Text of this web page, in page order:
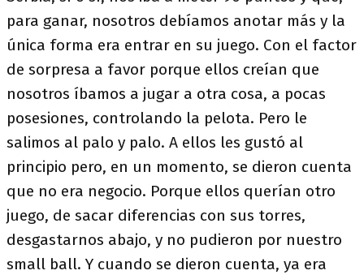
para ganar, nosotros debíamos anotar más y la
única forma era entrar en su juego. Con el factor
de sorpresa a favor porque ellos creían que
nosotros íbamos a jugar a otra cosa, a pocas
posesiones, controlando la pelota. Pero le
salimos al palo y palo. A ellos les gustó al
principio pero, en un momento, se dieron cuenta
que no era negocio. Porque ellos querían otro
juego, de sacar diferencias con sus torres,
desgastarnos abajo, y no pudieron por nuestro
small ball. Y cuando se dieron cuenta, ya era